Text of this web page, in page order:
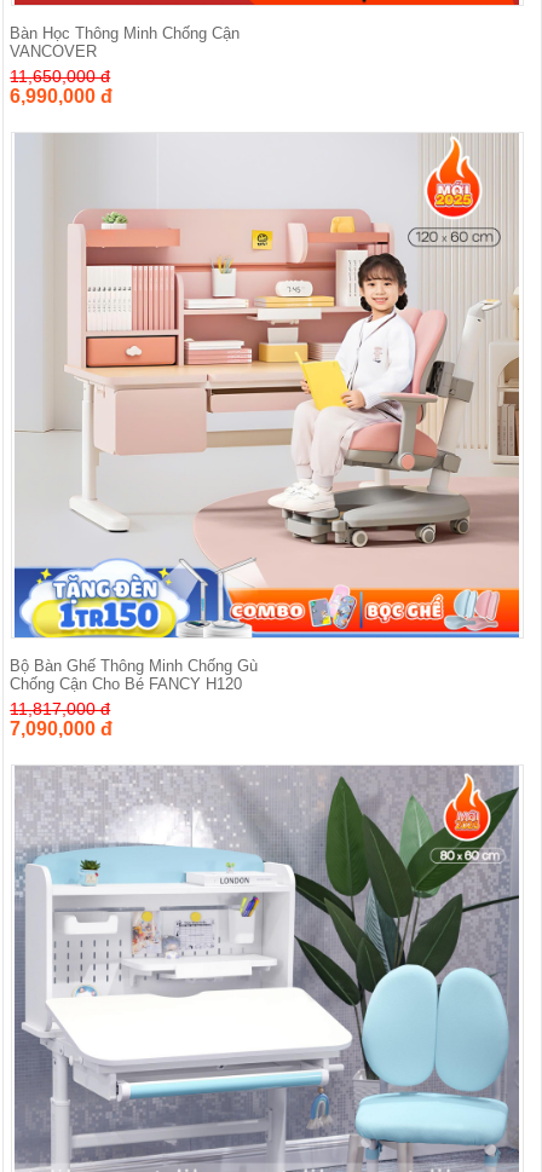
Bàn Học Thông Minh Chống Cận
VANCOVER
11,650,000 đ
6,990,000 đ
Bộ Bàn Ghế Thông Minh Chống Gù
Chống Cận Cho Bé FANCY H120
11,817,000 đ
7,090,000 đ